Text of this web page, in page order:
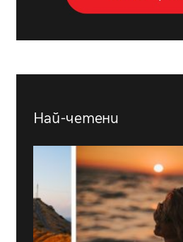
Най-четени